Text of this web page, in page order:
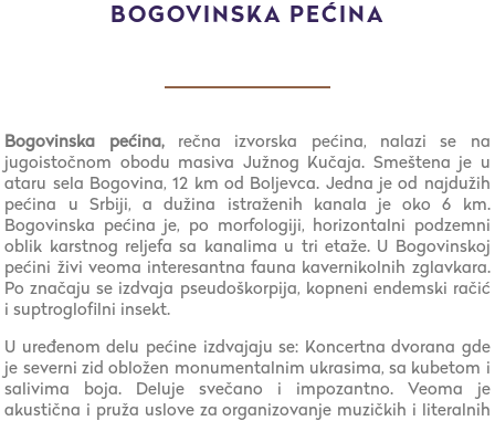
BOGOVINSKA PEĆINA
Bogovinska pećina, rečna izvorska pećina, nalazi se na
jugoistočnom obodu masiva Južnog Kučaja. Smeštena je u
ataru sela Bogovina, 12 km od Boljevca. Jedna je od najdužih
pećina u Srbiji, a dužina istraženih kanala je oko 6 km.
Bogovinska pećina je, po morfologiji, horizontalni podzemni
oblik karstnog reljefa sa kanalima u tri etaže. U Bogovinskoj
pećini živi veoma interesantna fauna kavernikolnih zglavkara.
Po značaju se izdvaja pseudoškorpija, kopneni endemski račić
i suptroglofilni insekt.
U uređenom delu pećine izdvajaju se: Koncertna dvorana gde
je severni zid obložen monumentalnim ukrasima, sa kubetom i
salivima boja. Deluje svečano i impozantno. Veoma je
akustična i pruža uslove za organizovanje muzičkih i literalnih